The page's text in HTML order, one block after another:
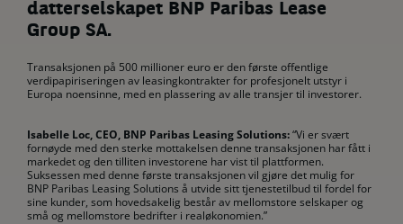
datterselskapet BNP Paribas Lease
Group SA.
Transaksjonen på 500 millioner euro er den første offentlige
verdipapiriseringen av leasingkontrakter for profesjonelt utstyr i
Europa noensinne, med en plassering av alle transjer til investorer.
Isabelle Loc, CEO, BNP Paribas Leasing Solutions:“Vi er svært
fornøyde med den sterke mottakelsen denne transaksjonen har fått i
markedet og den tilliten investorene har vist til plattformen.
Suksessen med denne første transaksjonen vil gjøre det mulig for
BNP Paribas Leasing Solutions å utvide sitt tjenestetilbud til fordel for
sine kunder, som hovedsakelig består av mellomstore selskaper og
små og mellomstore bedrifter i realøkonomien.”